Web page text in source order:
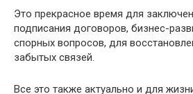
Это прекрасное время для
подписания договоров, бизнес-
спорных вопросов, для
забытых связей.
Все это также актуально и для